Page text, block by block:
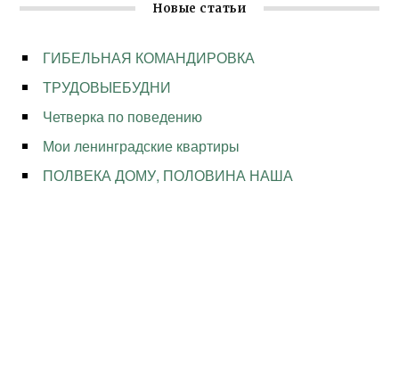
Новые статьи
ГИБЕЛЬНАЯ КОМАНДИРОВКА
ТРУДОВЫЕБУДНИ
Четверка по поведению
Мои ленинградские квартиры
ПОЛВЕКА ДОМУ, ПОЛОВИНА НАША